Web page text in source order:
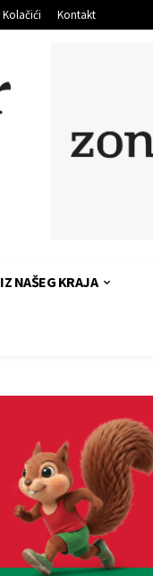
Kolačići Kontakt
IZ NAŠEG KRAJA